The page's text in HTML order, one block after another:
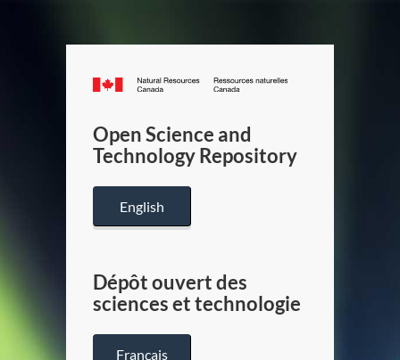
Canada.ca
/
Canada
Open Science and
Technology Repository
English
Dépôt ouvert des
sciences et technologie
Français